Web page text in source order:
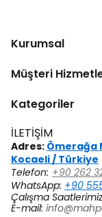
Kurumsal
Müşteri
Kategoriler
İLETİŞİM
Adres: Ömerağa
Kocaeli / Türkiye
Telefon: +90 262
WhatsApp: +90
Çalışma
E-mail: